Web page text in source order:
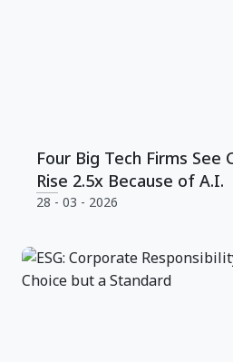
Four Big Tech Firms See
Rise 2.5x Because of A.I.
28 - 03 - 2026